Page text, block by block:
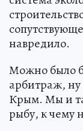
навредило.
Можно было
арбитраж,
Крым. Мы и
рыбу, к чему